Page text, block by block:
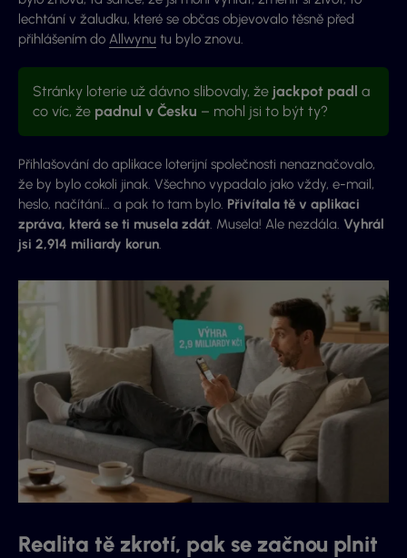
lechtání v žaludku, které se občas objevovalo těsně před
přihlášením do Allwynu tu bylo znovu.
Stránky loterie už dávno slibovaly, že jackpot padl a
co víc, že padnul v Česku – mohl jsi to být ty?
Přihlašování do aplikace loterijní společnosti nenaznačovalo,
že by bylo cokoli jinak. Všechno vypadalo jako vždy, e-mail,
heslo, načítání… a pak to tam bylo. Přivítala tě v aplikaci
zpráva, která se ti musela zdát. Musela! Ale nezdála. Vyhrál
jsi 2,914 miliardy korun.
Realita tě zkrotí, pak se začnou plnit